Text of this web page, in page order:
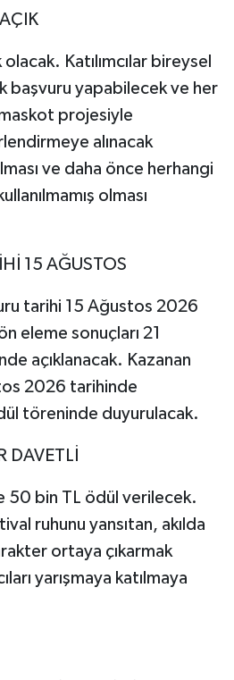
olacak. Katılımcılar bireysel
başvuru yapabilecek ve her
maskot projesiyle
alınacak
ve daha önce herhangi
olması
15 AĞUSTOS
tarihi 15 Ağustos 2026
eleme sonuçları 21
açıklanacak. Kazanan
2026 tarihinde
töreninde duyurulacak.
DAVETLİ
50 bin TL ödül verilecek.
ruhunu yansıtan, akılda
ortaya çıkarmak
yarışmaya katılmaya